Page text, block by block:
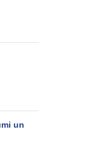
un